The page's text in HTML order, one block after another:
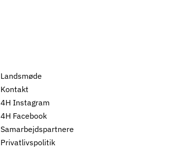
Landsmøde
Kontakt
4H Instagram
4H Facebook
Samarbejdspartnere
Privatlivspolitik